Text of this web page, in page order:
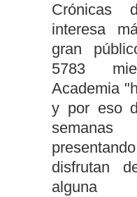
Crónicas
interesa
gran
5783
Academia
y por eso
disfrutan